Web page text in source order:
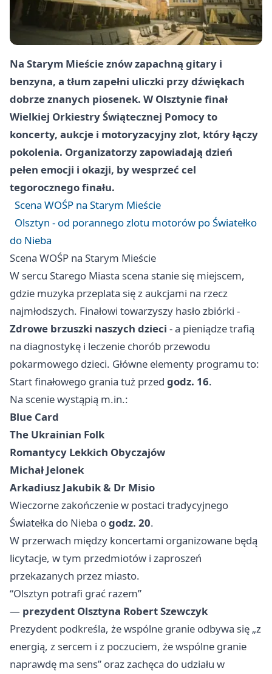
Na Starym Mieście znów zapachną gitary i
benzyna, a tłum zapełni uliczki przy dźwiękach
dobrze znanych piosenek. W Olsztynie finał
Wielkiej Orkiestry Świątecznej Pomocy to
koncerty, aukcje i motoryzacyjny zlot, który łączy
pokolenia. Organizatorzy zapowiadają dzień
pełen emocji i okazji, by wesprzeć cel
tegorocznego finału.
Scena WOŚP na Starym Mieście
Olsztyn - od porannego zlotu motorów po Światełko
do Nieba
Scena WOŚP na Starym Mieście
W sercu Starego Miasta scena stanie się miejscem,
gdzie muzyka przeplata się z aukcjami na rzecz
najmłodszych. Finałowi towarzyszy hasło zbiórki -
Zdrowe brzuszki naszych dzieci - a pieniądze trafią
na diagnostykę i leczenie chorób przewodu
pokarmowego dzieci. Główne elementy programu to:
Start finałowego grania tuż przed godz. 16.
Na scenie wystąpią m.in.:
Blue Card
The Ukrainian Folk
Romantycy Lekkich Obyczajów
Michał Jelonek
Arkadiusz Jakubik & Dr Misio
Wieczorne zakończenie w postaci tradycyjnego
Światełka do Nieba ogodz. 20.
W przerwach między koncertami organizowane będą
licytacje, w tym przedmiotów i zaproszeń
przekazanych przez miasto.
“Olsztyn potrafi grać razem”
— prezydent Olsztyna Robert Szewczyk
Prezydent podkreśla, że wspólne granie odbywa się „z
energią, z sercem i z poczuciem, że wspólne granie
naprawdę ma sens” oraz zachęca do udziału w